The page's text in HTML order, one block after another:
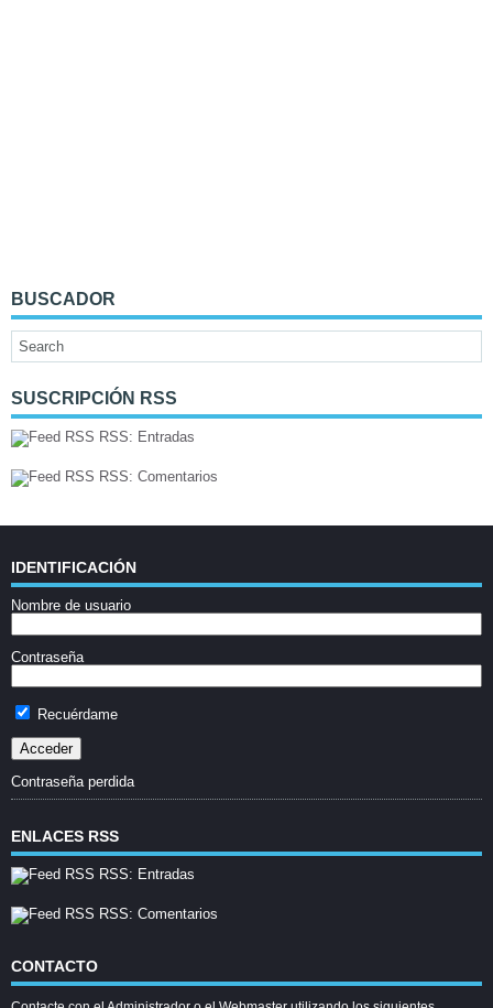
BUSCADOR
SUSCRIPCIÓN RSS
RSS: Entradas
RSS: Comentarios
IDENTIFICACIÓN
Nombre de usuario
Contraseña
Recuérdame
Contraseña perdida
ENLACES RSS
RSS: Entradas
RSS: Comentarios
CONTACTO